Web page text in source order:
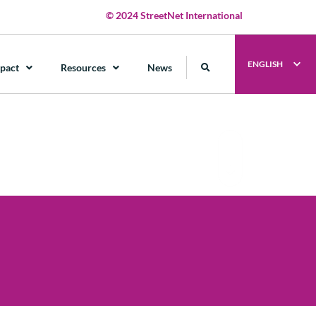
© 2024 StreetNet International
Resources News ENGLISH